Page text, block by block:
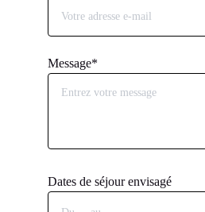
Message*
Dates de séjour envisagé